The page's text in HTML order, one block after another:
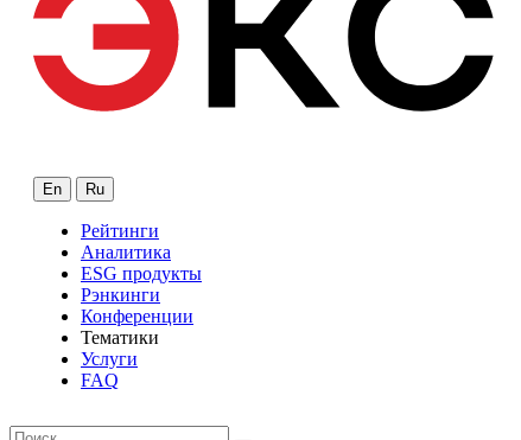
En Ru
Рейтинги
Аналитика
ESG продукты
Рэнкинги
Конференции
Тематики
Услуги
FAQ